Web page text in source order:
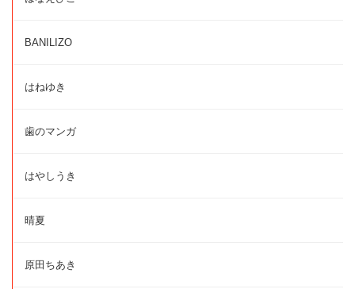
BANILIZO
はねゆき
歯のマンガ
はやしうき
晴夏
原田ちあき